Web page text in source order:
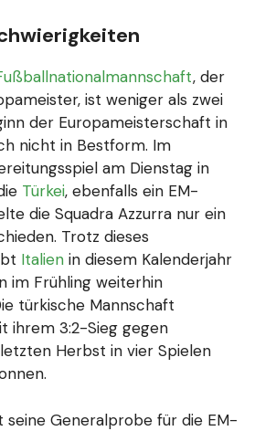
, der
ist weniger als zwei
der Europameisterschaft in
nicht in Bestform. Im
am Dienstag in
Türkei, ebenfalls ein EM-
die Squadra Azzurra nur ein
Trotz dieses
Italien in diesem Kalenderjahr
im Frühling weiterhin
türkische Mannschaft
ihrem 3:2-Sieg gegen
Herbst in vier Spielen
Generalprobe für die EM-